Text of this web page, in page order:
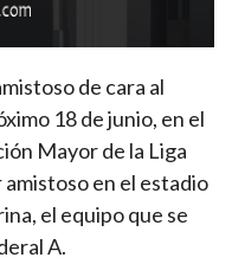
de cara al
18 de junio, en el
Mayor de la Liga
en el estadio
el equipo que se
A.